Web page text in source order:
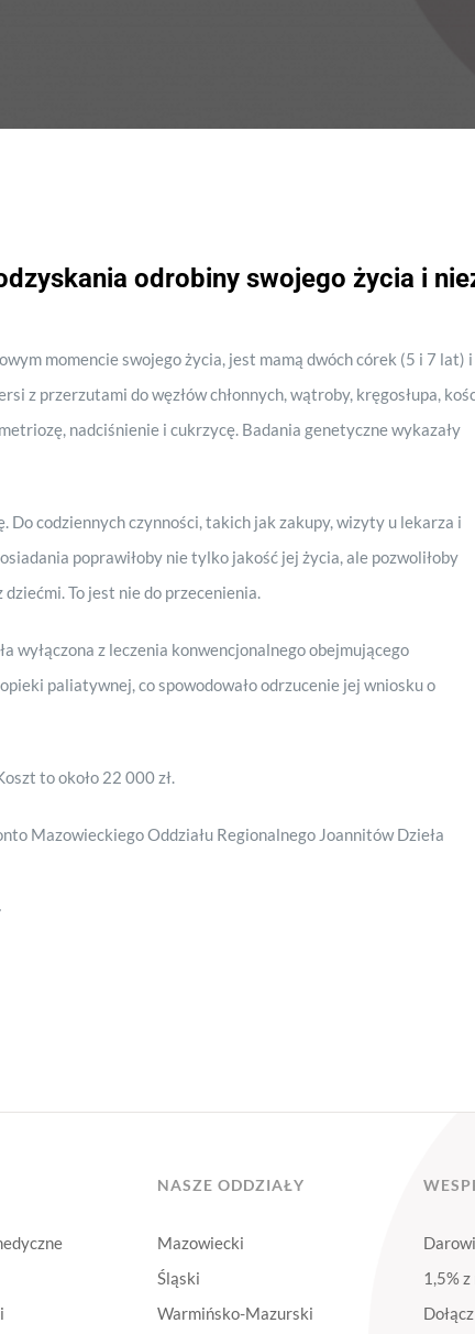
odrobiny swojego życia i
momencie swojego życia, jest mamą dwóch córek (5 i 7 lat) i
z przerzutami do węzłów chłonnych, wątroby, kręgosłupa,
nadciśnienie i cukrzycę. Badania genetyczne wykazały
codziennych czynności, takich jak zakupy, wizyty u lekarza i
poprawiłoby nie tylko jakość jej życia, ale pozwoliłoby
dziećmi. To jest nie do przecenienia.
wyłączona z leczenia konwencjonalnego obejmującego
paliatywnej, co spowodowało odrzucenie jej wniosku o
to około 22 000 zł.
Mazowieckiego Oddziału Regionalnego Joannitów Dzieła
NASZE ODDZIAŁY
Mazowiecki
Śląski
Warmińsko-Mazurski
1,5% z